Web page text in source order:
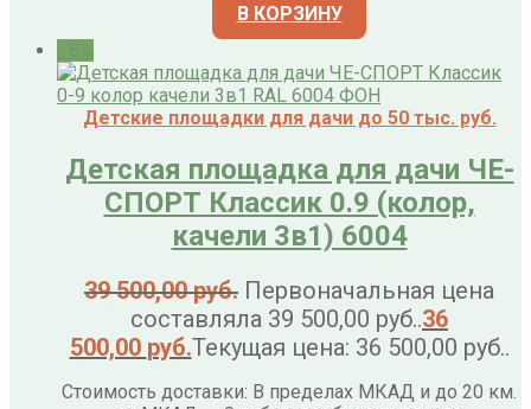
В КОРЗИНУ
Детские площадки для дачи до 50 тыс. руб.
Детская площадка для дачи ЧЕ-
СПОРТ Классик 0.9 (колор,
качели 3в1) 6004
39 500,00руб. Первоначальная цена
составляла 39 500,00 руб..36
500,00 руб.Текущая цена: 36 500,00 руб..
Стоимость доставки: В пределах МКАД и до 20 км.